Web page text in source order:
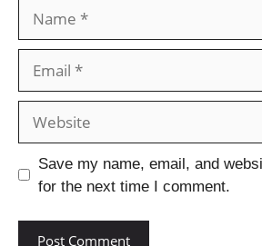
Save my name, email, and
for the next time I comment.